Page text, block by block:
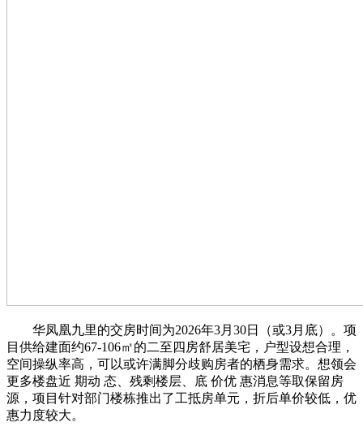
华凤凰九里的交房时间为2026年3月30日（或3月底）。项
目供给建面约67-106㎡的二至四房舒居美宅，户型设想合理，
空间操纵率高，可以或许满脚分歧购房者的栖身需求。想领会
更多楼盘近 期动 态、残剩楼层、底 价优 惠消息等取保留房
源，项目针对部门楼栋推出了工抵房单元，折后单价较低，优
惠力度较大。